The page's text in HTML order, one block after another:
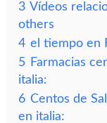
3 Vídeos
others
4 el tiempo en
5 Farmacias
italia:
6 Centos de
en italia: